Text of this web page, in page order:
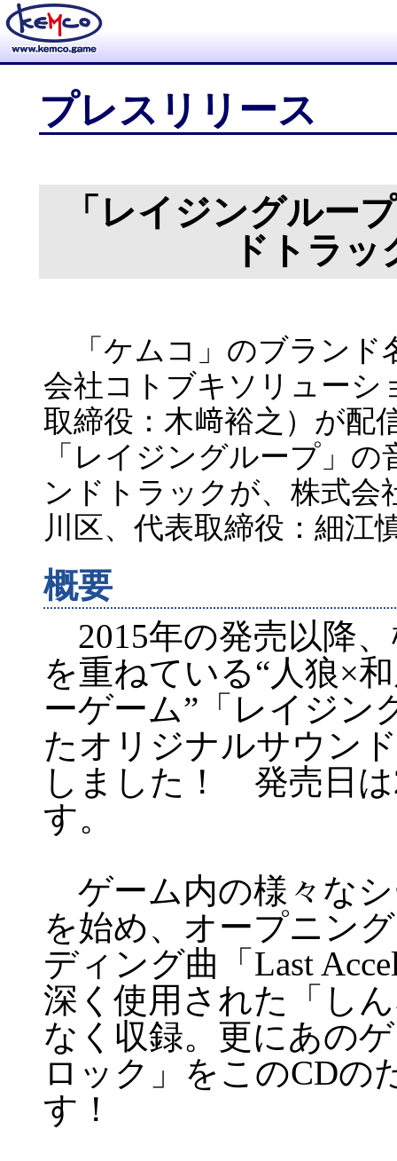
プレスリリース
「レイジングルー
ドトラ
「ケムコ」のブランド
会社コトブキソリューシ
取締役：木﨑裕之）が配
「レイジングループ」
ンドトラックが、株式会
川区、代表取締役：細江
概要
2015年の発売以降
を重ねている“人狼×
ーゲーム”「レイジン
たオリジナルサウン
しました！ 発売日は
す。
ゲーム内の様々な
を始め、オープニン
ディング曲「Last
深く使用された「し
なく収録。更にあの
ロック」をこのCDの
す！